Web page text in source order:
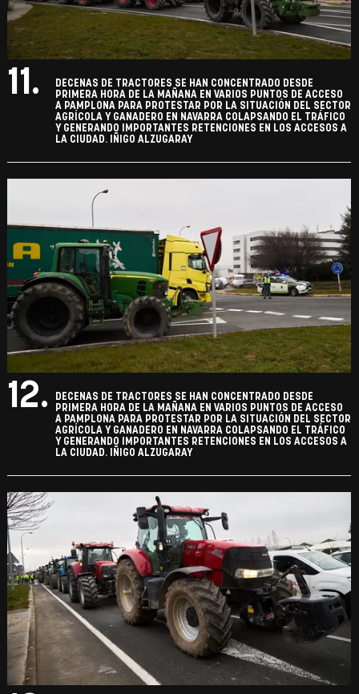
11.
DECENAS DE TRACTORES SE HAN CONCENTRADO DESDE
PRIMERA HORA DE LA MAÑANA EN VARIOS PUNTOS DE ACCESO
A PAMPLONA PARA PROTESTAR POR LA SITUACIÓN DEL SECTOR
AGRÍCOLA Y GANADERO EN NAVARRA COLAPSANDO EL TRÁFICO
Y GENERANDO IMPORTANTES RETENCIONES EN LOS ACCESOS A
LA CIUDAD. IÑIGO ALZUGARAY
12.
DECENAS DE TRACTORES SE HAN CONCENTRADO DESDE
PRIMERA HORA DE LA MAÑANA EN VARIOS PUNTOS DE ACCESO
A PAMPLONA PARA PROTESTAR POR LA SITUACIÓN DEL SECTOR
AGRÍCOLA Y GANADERO EN NAVARRA COLAPSANDO EL TRÁFICO
Y GENERANDO IMPORTANTES RETENCIONES EN LOS ACCESOS A
LA CIUDAD. IÑIGO ALZUGARAY